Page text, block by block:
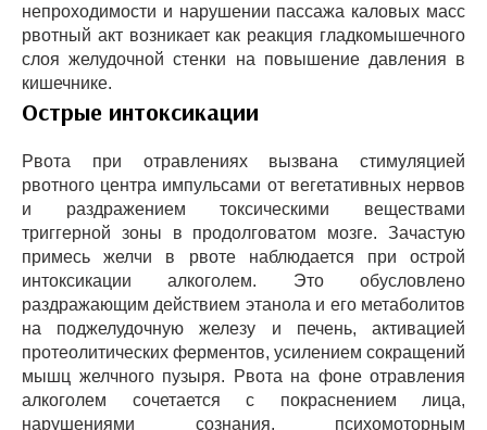
непроходимости и нарушении пассажа каловых масс
рвотный акт возникает как реакция гладкомышечного
слоя желудочной стенки на повышение давления в
кишечнике.
Острые интоксикации
Рвота при отравлениях вызвана стимуляцией
рвотного центра импульсами от вегетативных нервов
и раздражением токсическими веществами
триггерной зоны в продолговатом мозге. Зачастую
примесь желчи в рвоте наблюдается при острой
интоксикации алкоголем. Это обусловлено
раздражающим действием этанола и его метаболитов
на поджелудочную железу и печень, активацией
протеолитических ферментов, усилением сокращений
мышц желчного пузыря. Рвота на фоне отравления
алкоголем сочетается с покраснением лица,
нарушениями сознания, психомоторным